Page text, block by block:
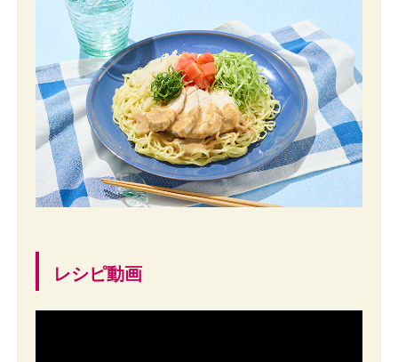
レシピ動画